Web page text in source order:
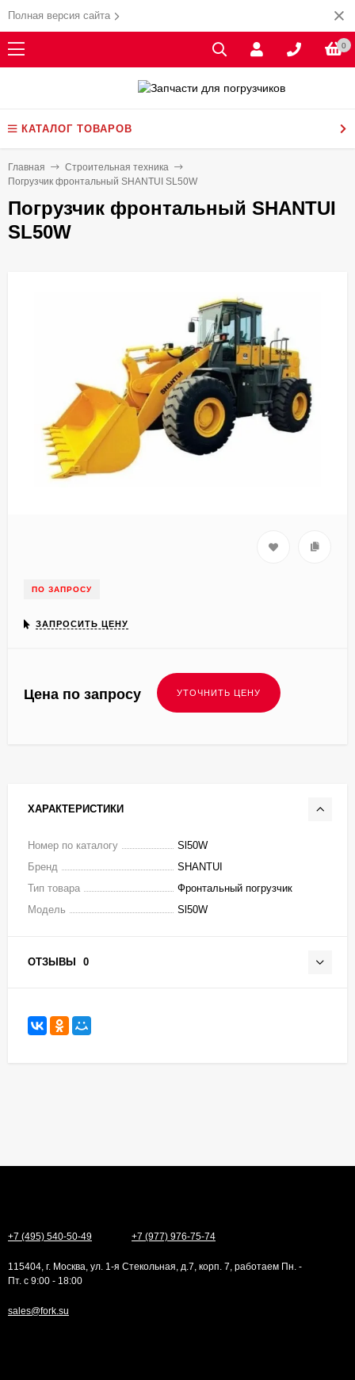
Полная версия сайта
0
КАТАЛОГ ТОВАРОВ
Главная
Строительная техника
Погрузчик фронтальный SHANTUI SL50W
Погрузчик фронтальный SHANTUI
SL50W
ПО ЗАПРОСУ
ЗАПРОСИТЬ ЦЕНУ
Цена по запросу
ХАРАКТЕРИСТИКИ
Номер по каталогу
Sl50W
Бренд
SHANTUI
Тип товара
Фронтальный погрузчик
Модель
Sl50W
ОТЗЫВЫ 0
+7 (495) 540-50-49 +7 (977) 976-75-74
115404, г. Москва, ул. 1-я Стекольная, д.7, корп. 7, работаем Пн. -
Пт. с 9:00 - 18:00
sales@fork.su